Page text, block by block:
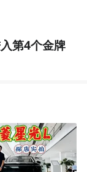
第4个金牌